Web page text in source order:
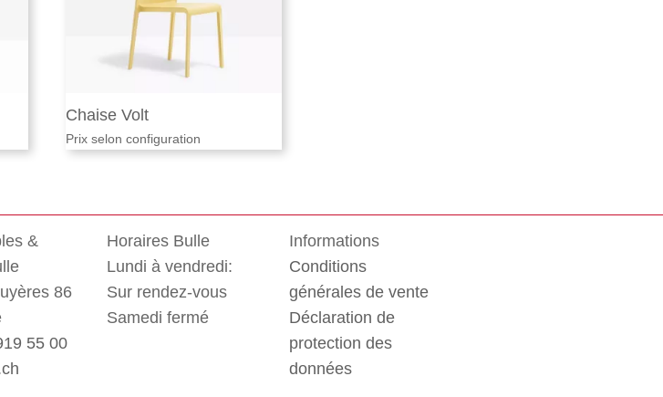
Chaise Volt
Prix selon configuration
&
86
55 00
Horaires Bulle
Lundi à vendredi:
Sur rendez-vous
Samedi fermé
Informations
Conditions
générales de vente
Déclaration de
protection des
données